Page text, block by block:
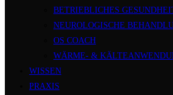
BETRIEBLICHES
NEUROLOGISCHE
OS COACH
WÄRME- &
WISSEN
PRAXIS